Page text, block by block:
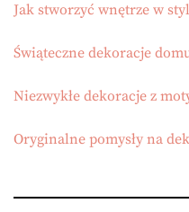
Jak stworzyć wnętrze w
Świąteczne dekoracje
Niezwykłe dekoracje z
Oryginalne pomysły na